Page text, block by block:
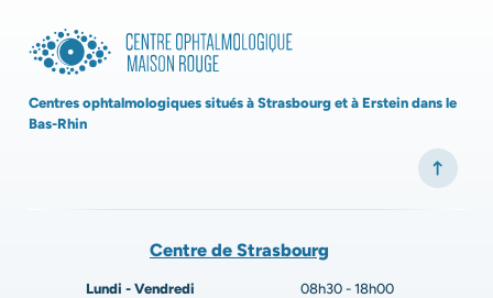
Centres ophtalmologiques situés à Strasbourg et à Erstein dans le
Bas-Rhin
Centre de Strasbourg
Lundi - Vendredi
08h30 - 18h00